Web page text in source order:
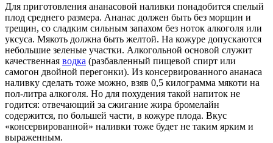
Для приготовления ананасовой наливки понадобится спелый
плод среднего размера. Ананас должен быть без морщин и
трещин, со сладким сильным запахом без ноток алкоголя или
уксуса. Мякоть должна быть желтой. На кожуре допускаются
небольшие зеленые участки. Алкогольной основой служит
качественная водка (разбавленный пищевой спирт или
самогон двойной перегонки). Из консервированного ананаса
наливку сделать тоже можно, взяв 0,5 килограмма мякоти на
пол-литра алкоголя. Но для похудения такой напиток не
годится: отвечающий за сжигание жира бромелайн
содержится, по большей части, в кожуре плода. Вкус
«консервированной» наливки тоже будет не таким ярким и
выраженным.